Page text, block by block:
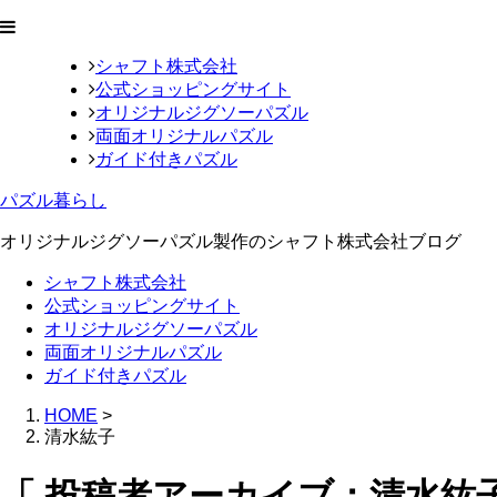
シャフト株式会社
公式ショッピングサイト
オリジナルジグソーパズル
両面オリジナルパズル
ガイド付きパズル
パズル暮らし
オリジナルジグソーパズル製作のシャフト株式会社ブログ
シャフト株式会社
公式ショッピングサイト
オリジナルジグソーパズル
両面オリジナルパズル
ガイド付きパズル
HOME >
清水紘子